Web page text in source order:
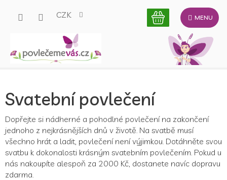
CZK
Svatební povlečení
Dopřejte si nádherné a pohodlné povlečení na zakončení
jednoho z nejkrásnějších dnů v životě. Na svatbě musí
všechno hrát a ladit, povlečení není výjimkou. Dotáhněte svou
svatbu k dokonalosti krásným svatebním povlečením. Pokud u
nás nakoupíte alespoň za 2000 Kč, dostanete navíc dopravu
zdarma.